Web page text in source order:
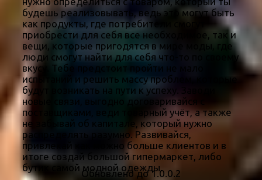
будешь реализовывать, ведь это могут быть
как продукты, где потребители смогут
приобрести для себя все необходимое, так и
вещи, которые пригодятся в мире моды, где
люди смогут найти для себя что-то по своему
вкусу. Тебе предстоит пройти не мало
испытаний и решить массу проблем, которые
будут возникать на пути к успеху. Заводи
новые связи, выгодно договаривайся с
поставщиками, веди товарный учёт, а также
не забывай об капитале, который нужно
распределять разумно. Развивайся,
привлекай как можно больше клиентов и в
итоге создай большой гипермаркет, либо
бутик самой модной одежды.
Обновлено до 1.0.0.2